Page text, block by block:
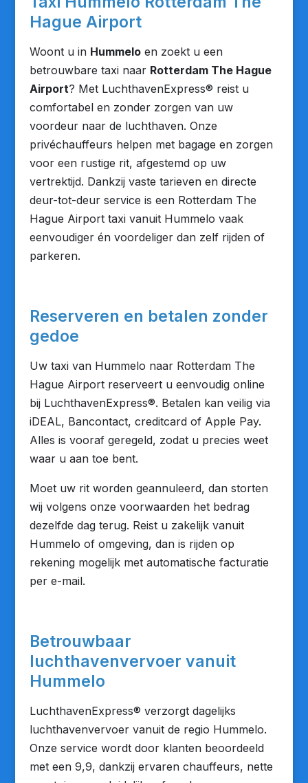
Hague Airport
Woont u in Hummeloen zoekt u een
betrouwbare taxi naar Rotterdam The Hague
Airport? Met LuchthavenExpress® reist u
comfortabel en zonder zorgen van uw
voordeur naar de luchthaven. Onze
privéchauffeurs helpen met bagage en zorgen
voor een rustige rit, afgestemd op uw
vertrektijd. Dankzij vaste tarieven en directe
deur-tot-deur service is een Rotterdam The
Hague Airport taxi vanuit Hummelo vaak
eenvoudiger én voordeliger dan zelf rijden of
parkeren.
Reserveren en betalen zonder
gedoe
Uw taxi van Hummelo naar Rotterdam The
Hague Airport reserveert u eenvoudig online
bij LuchthavenExpress®. Betalen kan veilig via
iDEAL, Bancontact, creditcard of Apple Pay.
Alles is vooraf geregeld, zodat u precies weet
waar u aan toe bent.
Moet uw rit worden geannuleerd, dan storten
wij volgens onze voorwaarden het bedrag
dezelfde dag terug. Reist u zakelijk vanuit
Hummelo of omgeving, dan is rijden op
rekening mogelijk met automatische facturatie
per e-mail.
Betrouwbaar
luchthavenvervoer vanuit
Hummelo
LuchthavenExpress® verzorgt dagelijks
luchthavenvervoer vanuit de regio Hummelo.
Onze service wordt door klanten beoordeeld
met een 9,9, dankzij ervaren chauffeurs, nette